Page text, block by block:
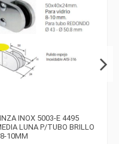
INOX 5003-E 4495
LUNA P/TUBO BRILLO
10MM